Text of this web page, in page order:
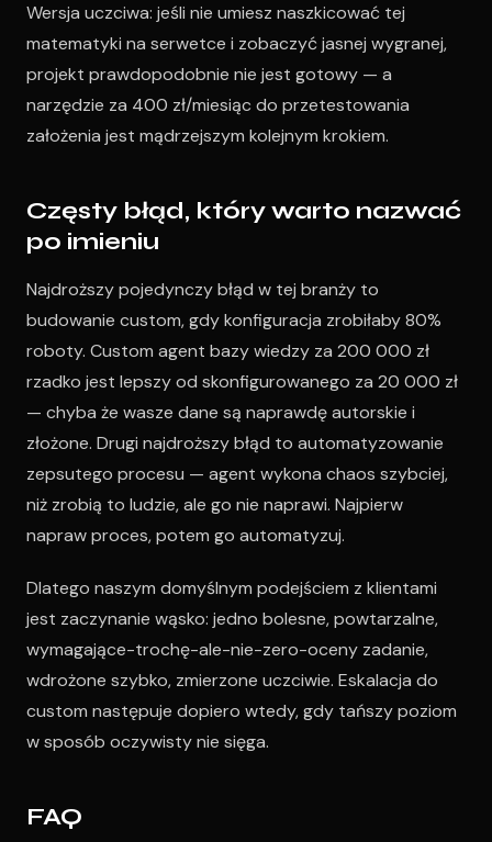
Wersja uczciwa: jeśli nie umiesz naszkicować tej
matematyki na serwetce i zobaczyć jasnej wygranej,
projekt prawdopodobnie nie jest gotowy — a
narzędzie za 400 zł/miesiąc do przetestowania
założenia jest mądrzejszym kolejnym krokiem.
Częsty błąd, który warto nazwać
po imieniu
Najdroższy pojedynczy błąd w tej branży to
budowanie custom, gdy konfiguracja zrobiłaby 80%
roboty. Custom agent bazy wiedzy za 200 000 zł
rzadko jest lepszy od skonfigurowanego za 20 000 zł
— chyba że wasze dane są naprawdę autorskie i
złożone. Drugi najdroższy błąd to automatyzowanie
zepsutego procesu — agent wykona chaos szybciej,
niż zrobią to ludzie, ale go nie naprawi. Najpierw
napraw proces, potem go automatyzuj.
Dlatego naszym domyślnym podejściem z klientami
jest zaczynanie wąsko: jedno bolesne, powtarzalne,
wymagające-trochę-ale-nie-zero-oceny zadanie,
wdrożone szybko, zmierzone uczciwie. Eskalacja do
custom następuje dopiero wtedy, gdy tańszy poziom
w sposób oczywisty nie sięga.
FAQ